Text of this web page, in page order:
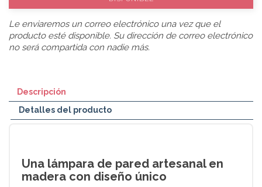
Le enviaremos un correo electrónico una vez que el
producto esté disponible. Su dirección de correo electrónico
no será compartida con nadie más.
Descripción
Detalles del producto
Una lámpara de pared artesanal en
madera con diseño único